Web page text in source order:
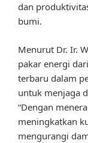
dan
bumi.
Menurut Dr. Ir.
pakar energi
terbaru dalam
untuk menjaga
“Dengan
meningkatkan
mengurangi